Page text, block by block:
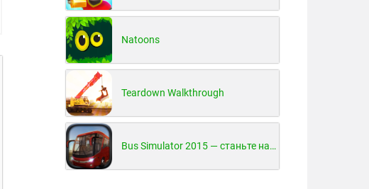
Natoons
Teardown Walkthrough
Bus Simulator 2015 — станьте настоящим водителем автобуса!